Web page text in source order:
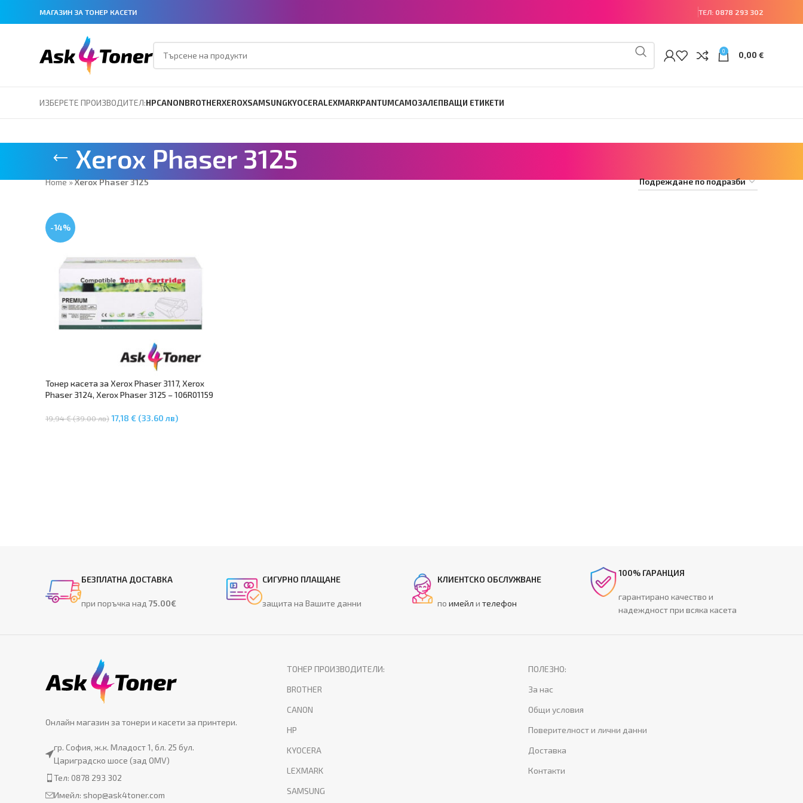
МАГАЗИН ЗА ТОНЕР КАСЕТИ ТЕЛ: 0878 293 302
0 0,00 €
ИЗБЕРЕТЕ ПРОИЗВОДИТЕЛ:HPCANONBROTHERXEROXSAMSUNGKYOCERALEXMARKPANTUMСАМОЗАЛЕПВАЩИ ЕТИКЕТИ
Xerox Phaser 3125
Home»Xerox Phaser 3125
-14%
Тонер касета за Xerox Phaser 3117, Xerox
Phaser 3124, Xerox Phaser 3125 – 106R01159
19,94 € (39.00 лв)17,18 € (33.60 лв)
БЕЗПЛАТНА ДОСТАВКА
при поръчка над 75.00€
СИГУРНО ПЛАЩАНЕ
защита на Вашите данни
КЛИЕНТСКО ОБСЛУЖВАНЕ
по имейл и телефон
100% ГАРАНЦИЯ
гарантирано качество и
надеждност при всяка касета
Онлайн магазин за тонери и касети за принтери.
гр. София, ж.к. Младост 1, бл. 25 бул.
Цариградско шосе (зад OMV)
Тел: 0878 293 302
Имейл: shop@ask4toner.com
ТОНЕР ПРОИЗВОДИТЕЛИ:
BROTHER
CANON
HP
KYOCERA
LEXMARK
SAMSUNG
ПОЛЕЗНО:
За нас
Общи условия
Поверителност и лични данни
Доставка
Контакти